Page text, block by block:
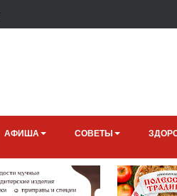
АФИША СОВЕТЫ